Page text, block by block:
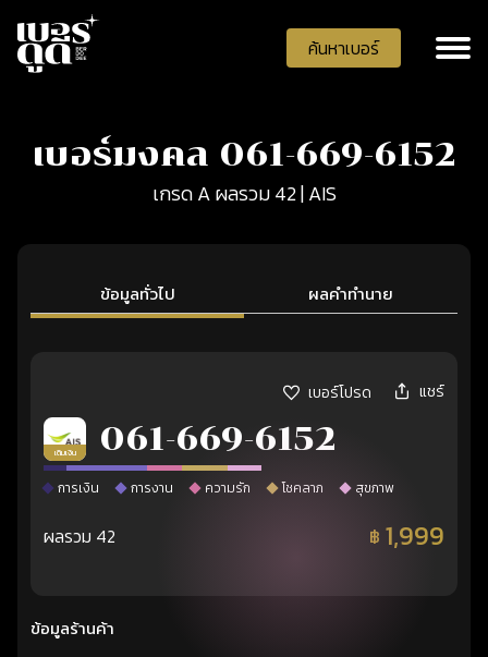
ค้นหาเบอร์
เบอร์มงคล 061-669-6152
เกรด A ผลรวม 42 | AIS
ข้อมูลทั่วไป ผลคำทำนาย
เบอร์โปรด แชร์
เติมเงิน 061-669-6152
การเงิน การงาน ความรัก โชคลาภ สุขภาพ
ผลรวม 42 ฿ 1,999
ข้อมูลร้านค้า